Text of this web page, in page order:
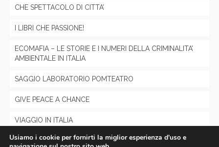
CHE SPETTACOLO DI CITTA’
I LIBRI CHE PASSIONE!
ECOMAFIA – LE STORIE E I NUMERI DELLA CRIMINALITA’
AMBIENTALE IN ITALIA
SAGGIO LABORATORIO POMTEATRO
GIVE PEACE A CHANCE
VIAGGIO IN ITALIA
(senza titolo)
Usiamo i cookie per fornirti la miglior esperienza d'uso e